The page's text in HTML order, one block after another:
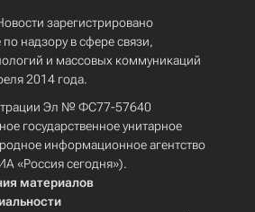
зарегистрировано
надзору в сфере связи,
и массовых коммуникаций
2014 года.
Эл № ФС77-57640
государственное унитарное
информационное агентство
«Россия сегодня»).
материалов